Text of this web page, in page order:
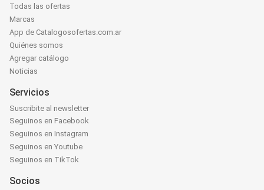
Todas las ofertas
Marcas
App de Catalogosofertas.com.ar
Quiénes somos
Agregar catálogo
Noticias
Servicios
Suscribite al newsletter
Seguinos en Facebook
Seguinos en Instagram
Seguinos en Youtube
Seguinos en TikTok
Socios